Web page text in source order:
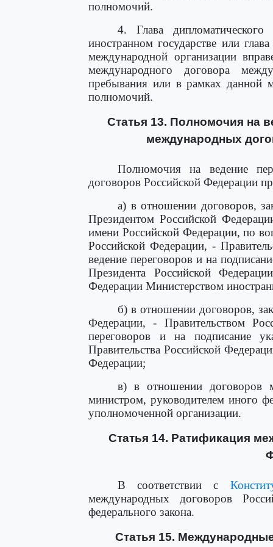
полномочий.
4. Глава дипломатического
иностранном государстве или
международной организации
международного договора
пребывания или в рамках данной
полномочий.
Статья 13. Полномочия на
международных
Полномочия на ведение
договоров Российской Федерации
а) в отношении договоров,
Президентом Российской
имени Российской Федерации, по
Российской Федерации, -
ведение переговоров и на
Президента Российской
Федерации Министерством
б) в отношении договоров,
Федерации, - Правительством
переговоров и на подписание
Правительства Российской
Федерации;
в) в отношении договоров
министром, руководителем иного
уполномоченной организации.
Статья 14. Ратификация
В соответствии с
международных договоров
федерального закона.
Статья 15.